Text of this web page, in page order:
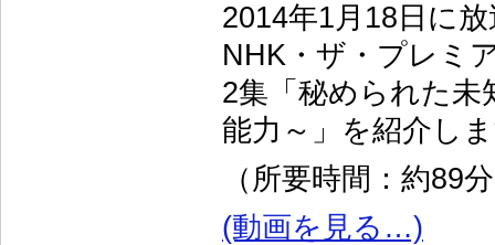
2014年1月18日に
NHK・ザ・プレミ
2集「秘められた未
能力～」を紹介し
（所要時間：約89
(動画を見る…)